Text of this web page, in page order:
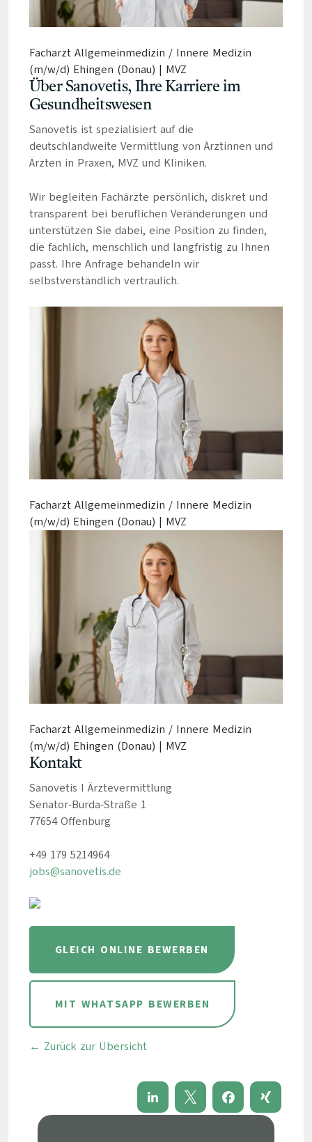
Facharzt Allgemeinmedizin / Innere Medizin
(m/w/d) Ehingen (Donau) | MVZ
Über Sanovetis, Ihre Karriere im
Gesundheitswesen
Sanovetis ist spezialisiert auf die
deutschlandweite Vermittlung von Ärztinnen und
Ärzten in Praxen, MVZ und Kliniken.
Wir begleiten Fachärzte persönlich, diskret und
transparent bei beruflichen Veränderungen und
unterstützen Sie dabei, eine Position zu finden,
die fachlich, menschlich und langfristig zu Ihnen
passt. Ihre Anfrage behandeln wir
selbstverständlich vertraulich.
Facharzt Allgemeinmedizin / Innere Medizin
(m/w/d) Ehingen (Donau) | MVZ
Facharzt Allgemeinmedizin / Innere Medizin
(m/w/d) Ehingen (Donau) | MVZ
Kontakt
Sanovetis I Ärztevermittlung
Senator-Burda-Straße 1
77654 Offenburg
+49 179 5214964
jobs@sanovetis.de
GLEICH ONLINE BEWERBEN
MIT WHATSAPP BEWERBEN
← Zurück zur Übersicht